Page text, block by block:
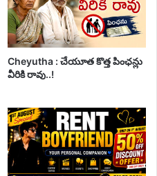
Cheyutha : చేయూత కొత్త పింఛన్లు
వీరికి రావు..!